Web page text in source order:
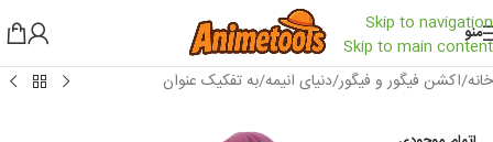
Skip to navigation
Skip to main content
منو
خانه/اکشن فیگور و فیگور/دنیای انیمه/به تفکیک عنوان